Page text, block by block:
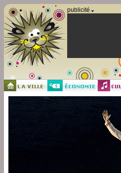
publicité
Panneau de gestion des cookies